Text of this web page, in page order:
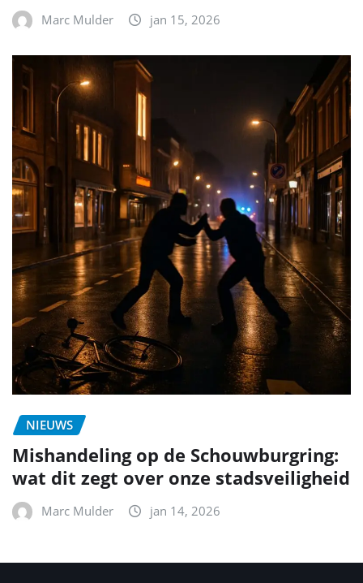
Marc Mulder jan 15, 2026
NIEUWS
Mishandeling op de Schouwburgring:
wat dit zegt over onze stadsveiligheid
Marc Mulder jan 14, 2026